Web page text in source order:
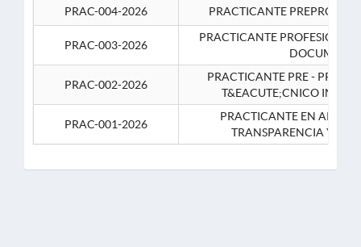
PRAC-004-2026
PRACTICANTE
PRAC-003-2026
PRACTICANTE
PRAC-002-2026
PRACTICANTE PRE -
T&EACUTE;CNICO
PRAC-001-2026
PRACTICANTE EN APOYO
TRANSPARENCIA Y